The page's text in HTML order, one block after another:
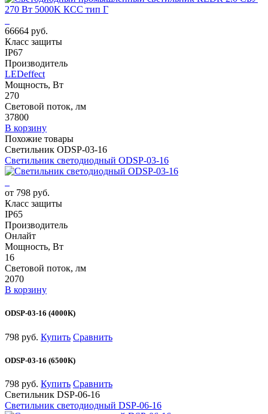
66664 руб.
Класс защиты
IP67
Производитель
LEDeffect
Мощность, Вт
270
Световой поток, лм
37800
В корзину
Похожие товары
Светильник ODSP-03-16
Светильник светодиодный ODSP-03-16
от 798 руб.
Класс защиты
IP65
Производитель
Онлайт
Мощность, Вт
16
Световой поток, лм
2070
В корзину
ODSP-03-16 (4000К)
798 руб. Купить Сравнить
ODSP-03-16 (6500К)
798 руб. Купить Сравнить
Светильник DSP-06-16
Светильник светодиодный DSP-06-16